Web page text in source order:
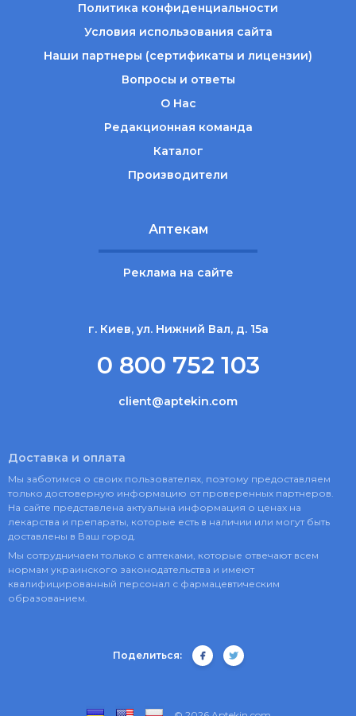
Политика конфиденциальности
Условия использования сайта
Наши партнеры (сертификаты и лицензии)
Вопросы и ответы
О Нас
Редакционная команда
Каталог
Производители
Аптекам
Реклама на сайте
г. Киев, ул. Нижний Вал, д. 15а
0 800 752 103
client@aptekin.com
Доставка и оплата
Мы заботимся о своих пользователях, поэтому предоставляем
только достоверную информацию от проверенных партнеров.
На сайте представлена актуальна информация о ценах на
лекарства и препараты, которые есть в наличии или могут быть
доставлены в Ваш город.
Мы сотрудничаем только с аптеками, которые отвечают всем
нормам украинского законодательства и имеют
квалифицированный персонал с фармацевтическим
образованием.
Поделиться: